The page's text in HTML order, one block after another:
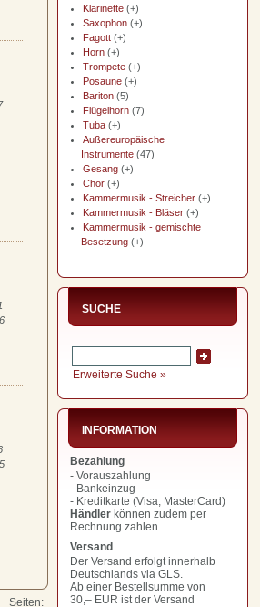
Klarinette (+)
Saxophon (+)
Fagott (+)
Horn (+)
Trompete (+)
Posaune (+)
Bariton (5)
Flügelhorn (7)
Tuba (+)
Außereuropäische
Instrumente (47)
Gesang (+)
Chor (+)
Kammermusik - Streicher (+)
Kammermusik - Bläser (+)
Kammermusik - gemischte
Besetzung (+)
SUCHE
Erweiterte Suche »
INFORMATION
Bezahlung
- Vorauszahlung
- Bankeinzug
- Kreditkarte (Visa, MasterCard)
Händler können zudem per
Rechnung zahlen.
Versand
Der Versand erfolgt innerhalb
Deutschlands via GLS.
Ab einer Bestellsumme von
30,– EUR ist der Versand
Seiten: